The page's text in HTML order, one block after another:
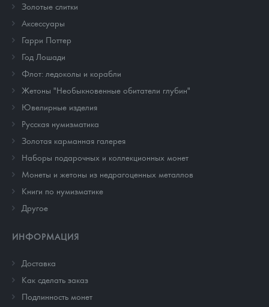
Золотые слитки
Аксессуары
Гарри Поттер
Год Лошади
Флот: ледоколы и корабли
Жетоны "Необыкновенные обитатели глубин"
Ювелирные изделия
Русская нумизматика
Золотая карманная галерея
Наборы подарочных и коллекционных монет
Монеты и жетоны из недрагоценных металлов
Книги по нумизматике
Другое
ИНФОРМАЦИЯ
Доставка
Как сделать заказ
Подлинность монет